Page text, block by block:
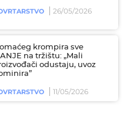
26/05/2026
krompira sve
na tržištu: „Mali
odustaju, uvoz
11/05/2026